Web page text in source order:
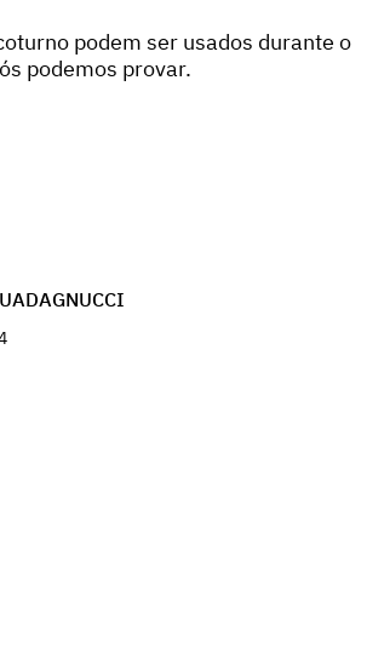
podem ser usados durante o
podemos provar.